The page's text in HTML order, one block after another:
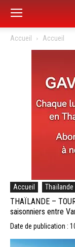
Accueil Accueil
Accueil Thaïlande
THAÏLANDE –
saisonniers entre
Date de publication :